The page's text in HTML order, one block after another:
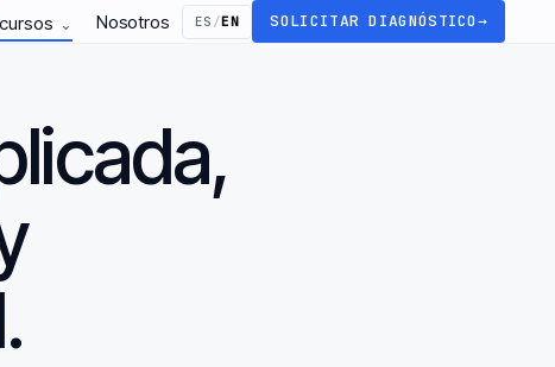
⌄ Nosotros ES /EN SOLICITAR DIAGNÓSTICO→